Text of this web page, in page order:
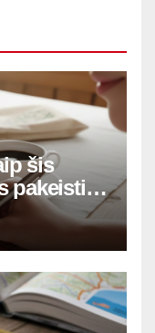
šis
pakeisti